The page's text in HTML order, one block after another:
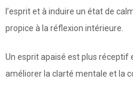
l’esprit et à induire un état de
propice à la réflexion intérieure.
Un esprit apaisé est plus réceptif
améliorer la clarté mentale et la